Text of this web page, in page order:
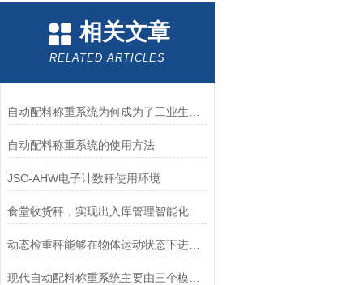
相关文章
RELATED ARTICLES
自动配料称重系统的使用方法
JSC-AHW电子计数秤使用环境
食堂收货秤，实现出入库管理智能化
动态检重秤能够在物体运动状态下进行称重
现代自动配料称重系统主要由三个模块构成